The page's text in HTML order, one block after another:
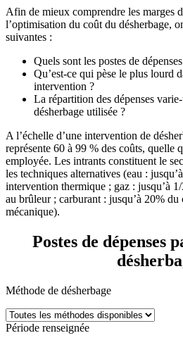
Afin de mieux comprendre les marges
l’optimisation du coût du désherbage,
suivantes :
Quels sont les postes de
Qu’est-ce qui pèse le plus lourd
intervention ?
La répartition des dépenses
désherbage utilisée ?
A l’échelle d’une intervention de
représente 60 à 99 % des coûts, quelle
employée. Les intrants constituent le
les techniques alternatives (eau :
intervention thermique ; gaz : jusqu’à
au brûleur ; carburant : jusqu’à 20% du
mécanique).
Postes de dépenses
Méthode de désherbage
Période renseignée